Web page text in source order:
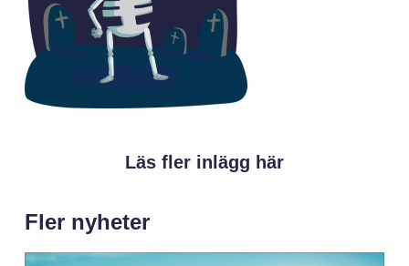
Läs fler inlägg här
Fler nyheter